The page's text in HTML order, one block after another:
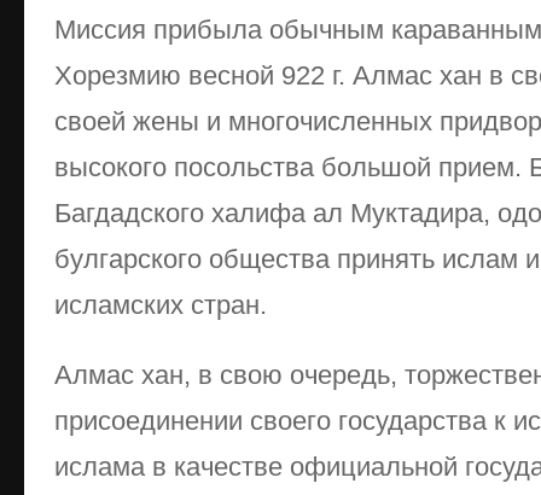
Миссия прибыла обычным
Хорезмию весной 922 г. Алмас хан в
своей жены и многочисленных
высокого посольства большой прием.
Багдадского халифа ал Муктадира,
булгарского общества принять ислам
исламских стран.
Алмас хан, в свою очередь,
присоединении своего государства к
ислама в качестве официальной